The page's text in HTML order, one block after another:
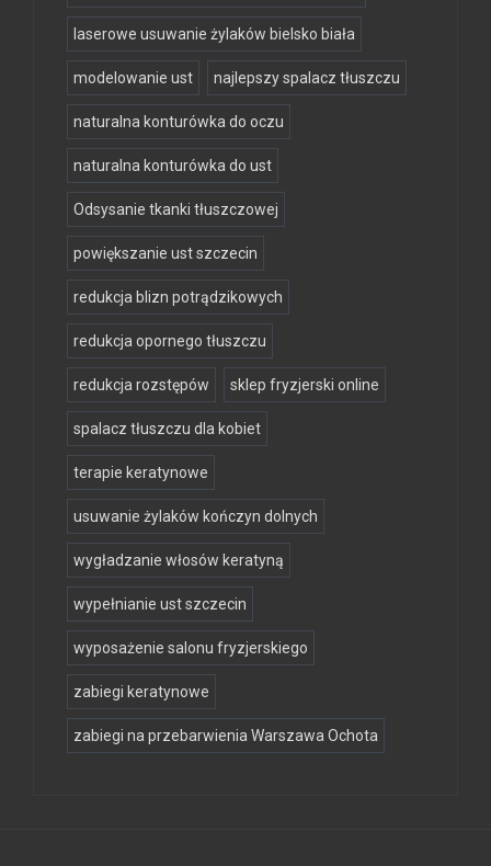
laserowe usuwanie żylaków bielsko biała
modelowanie ust najlepszy spalacz tłuszczu
naturalna konturówka do oczu
naturalna konturówka do ust
Odsysanie tkanki tłuszczowej
powiększanie ust szczecin
redukcja blizn potrądzikowych
redukcja opornego tłuszczu
redukcja rozstępów sklep fryzjerski online
spalacz tłuszczu dla kobiet
terapie keratynowe
usuwanie żylaków kończyn dolnych
wygładzanie włosów keratyną
wypełnianie ust szczecin
wyposażenie salonu fryzjerskiego
zabiegi keratynowe
zabiegi na przebarwienia Warszawa Ochota